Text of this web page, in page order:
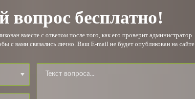
вопрос бесплатно!
вместе с ответом после того, как его проверит администратор.
с вами связались лично. Ваш E-mail не будет опубликован на сайте